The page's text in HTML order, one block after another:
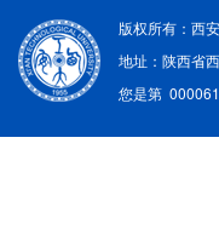
版权所有：西
地址：陕西省
您是第